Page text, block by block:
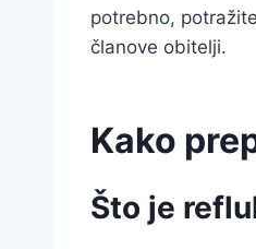
potrebno,
članove obitelji.
Kako
Što je